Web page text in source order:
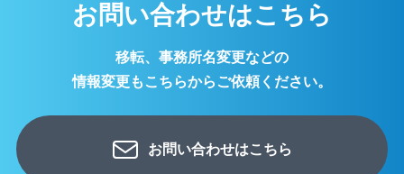
お問い合わせはこちら
移転、事務所名変更などの
情報変更もこちらからご依頼ください。
お問い合わせはこちら